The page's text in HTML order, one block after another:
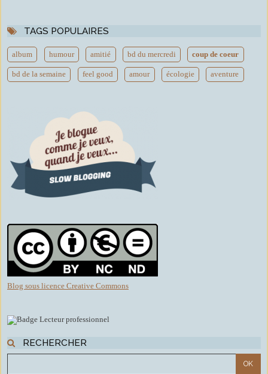
TAGS POPULAIRES
album humour amitié bd du mercredi coup de coeur
bd de la semaine feel good amour écologie aventure
Blog sous licence Creative Commons
RECHERCHER